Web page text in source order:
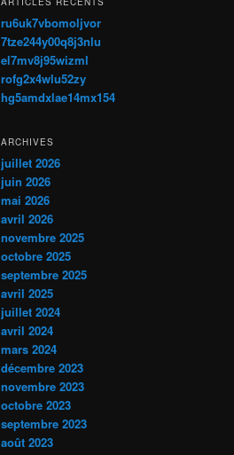
ru6uk7vbomoljvor
7tze244y00q8j3nlu
el7mv8j95wizml
rofg2x4wlu52zy
hg5amdxlae14mx154
ARCHIVES
juillet 2026
juin 2026
mai 2026
avril 2026
novembre 2025
octobre 2025
septembre 2025
avril 2025
juillet 2024
avril 2024
mars 2024
décembre 2023
novembre 2023
octobre 2023
septembre 2023
août 2023